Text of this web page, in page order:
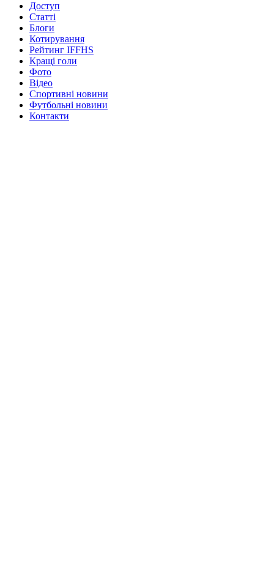
Доступ
Статті
Блоги
Котирування
Рейтинг IFFHS
Кращі голи
Фото
Відео
Спортивні новини
Футбольні новини
Контакти